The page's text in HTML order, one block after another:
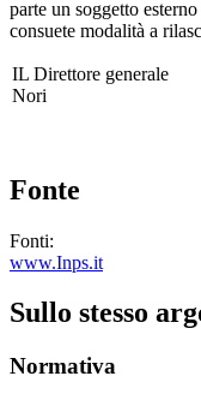
parte un soggetto
consuete modalità a
IL Direttore generale
Nori
Fonte
Fonti:
www.Inps.it
Sullo stesso
Normativa